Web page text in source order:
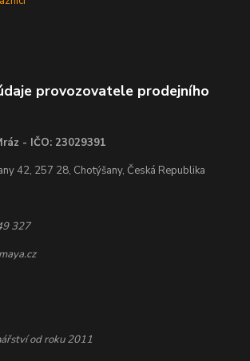
provozovatele prodejního
- IČO: 23029391
42, 257 28, Chotýšany, Česká Republika
327
od roku 2011